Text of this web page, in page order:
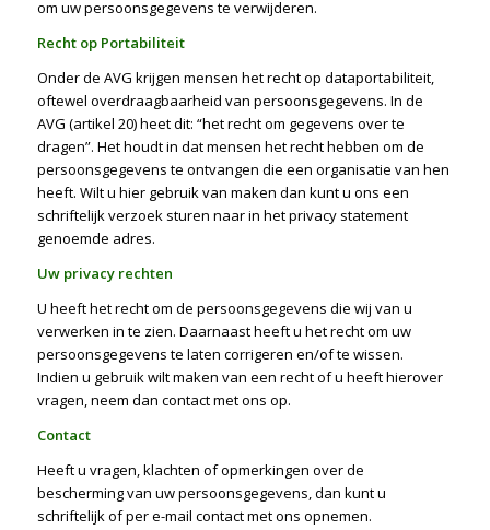
om uw persoonsgegevens te verwijderen.
Recht op Portabiliteit
Onder de AVG krijgen mensen het recht op dataportabiliteit,
oftewel overdraagbaarheid van persoonsgegevens. In de
AVG (artikel 20) heet dit: “het recht om gegevens over te
dragen”. Het houdt in dat mensen het recht hebben om de
persoonsgegevens te ontvangen die een organisatie van hen
heeft. Wilt u hier gebruik van maken dan kunt u ons een
schriftelijk verzoek sturen naar in het privacy statement
genoemde adres.
Uw privacy rechten
U heeft het recht om de persoonsgegevens die wij van u
verwerken in te zien. Daarnaast heeft u het recht om uw
persoonsgegevens te laten corrigeren en/of te wissen.
Indien u gebruik wilt maken van een recht of u heeft hierover
vragen, neem dan contact met ons op.
Contact
Heeft u vragen, klachten of opmerkingen over de
bescherming van uw persoonsgegevens, dan kunt u
schriftelijk of per e-mail contact met ons opnemen.